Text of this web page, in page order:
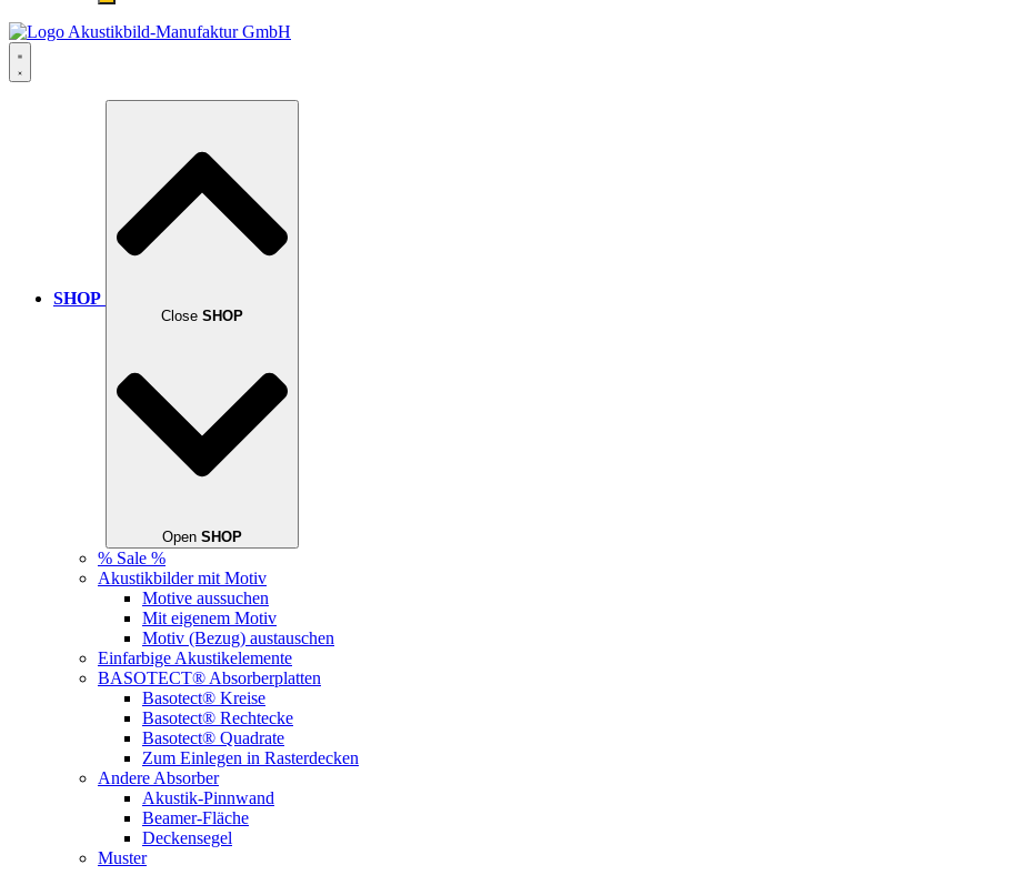
SHOP
Close SHOP
Open SHOP
% Sale %
Akustikbilder mit Motiv
Motive aussuchen
Mit eigenem Motiv
Motiv (Bezug) austauschen
Einfarbige Akustikelemente
BASOTECT® Absorberplatten
Basotect® Kreise
Basotect® Rechtecke
Basotect® Quadrate
Zum Einlegen in Rasterdecken
Andere Absorber
Akustik-Pinnwand
Beamer-Fläche
Deckensegel
Muster